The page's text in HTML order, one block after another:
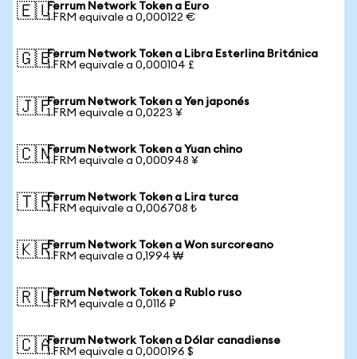
🇪🇺Ferrum Network Token a Euro
1 FRM equivale a 0,000122 €
🇬🇧Ferrum Network Token a Libra Esterlina Británica
1 FRM equivale a 0,000104 £
🇯🇵Ferrum Network Token a Yen japonés
1 FRM equivale a 0,0223 ¥
🇨🇳Ferrum Network Token a Yuan chino
1 FRM equivale a 0,000948 ¥
🇹🇷Ferrum Network Token a Lira turca
1 FRM equivale a 0,006708 ₺
🇰🇷Ferrum Network Token a Won surcoreano
1 FRM equivale a 0,1994 ₩
🇷🇺Ferrum Network Token a Rublo ruso
1 FRM equivale a 0,0116 ₽
🇨🇦Ferrum Network Token a Dólar canadiense
1 FRM equivale a 0,000196 $